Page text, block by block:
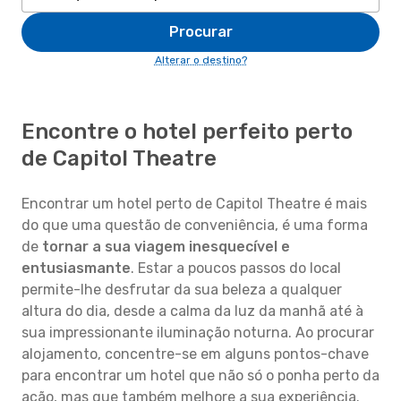
Procurar
Alterar o destino?
Encontre o hotel perfeito perto
de Capitol Theatre
Encontrar um hotel perto de Capitol Theatre é mais
do que uma questão de conveniência, é uma forma
de tornar a sua viagem inesquecível e
entusiasmante. Estar a poucos passos do local
permite-lhe desfrutar da sua beleza a qualquer
altura do dia, desde a calma da luz da manhã até à
sua impressionante iluminação noturna. Ao procurar
alojamento, concentre-se em alguns pontos-chave
para encontrar um hotel que não só o ponha perto da
ação, mas que também melhore a sua experiência.